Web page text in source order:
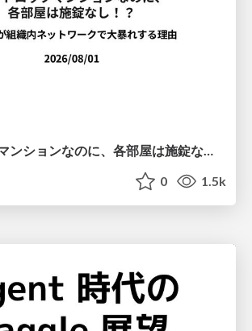
オートロックマンションなのに、各部屋は施錠なし！？ 攻撃者が組織内ネットワークで大暴れする理由 / The Front Door Is Locked, but the Rooms Are Wide Open: Why Attackers Move Freely Inside Enterprise Networks
0 1.5k